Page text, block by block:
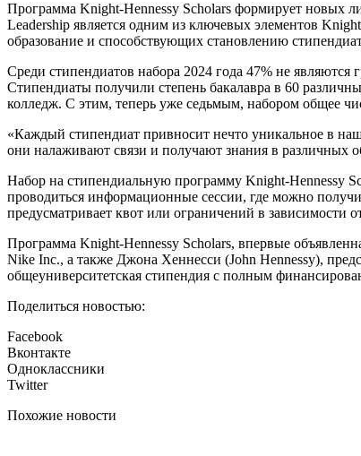
Программа Knight-Hennessy Scholars формирует новых
Leadership является одним из ключевых элементов
образование и способствующих становлению
Среди стипендиатов набора 2024 года 47% не
Стипендиаты получили степень бакалавра в 60
колледж. С этим, теперь уже седьмым, набором общее
«Каждый стипендиат привносит нечто уникальное в
они налаживают связи и получают знания в различных
Набор на стипендиальную программу Knight-Hennessy
проводиться информационные сессии, где можно
предусматривает квот или ограничений в зависимости
Программа Knight-Hennessy Scholars, впервые
Nike Inc., а также Джона Хеннесси (John Hennessy),
общеуниверситетская стипендия с полным
Поделиться новостью:
Facebook
Вконтакте
Одноклассники
Twitter
Похожие новости